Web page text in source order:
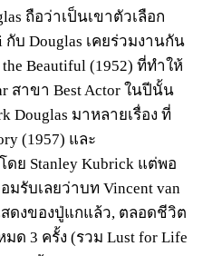
ถือว่าเป็นเขาตัวเลือก
กับ Douglas เคยร่วมงานกัน
Beautiful (1952) ที่ทำให้
สาขา Best Actor ในปีนั้น
Douglas มาหลายเรื่อง ที่
(1957) และ
ดย Stanley Kubrick แต่พอ
มรับเลยว่าบท Vincent van
ดงของปู่แกแล้ว, ตลอดชีวิต
มด 3 ครั้ง (รวม Lust for Life